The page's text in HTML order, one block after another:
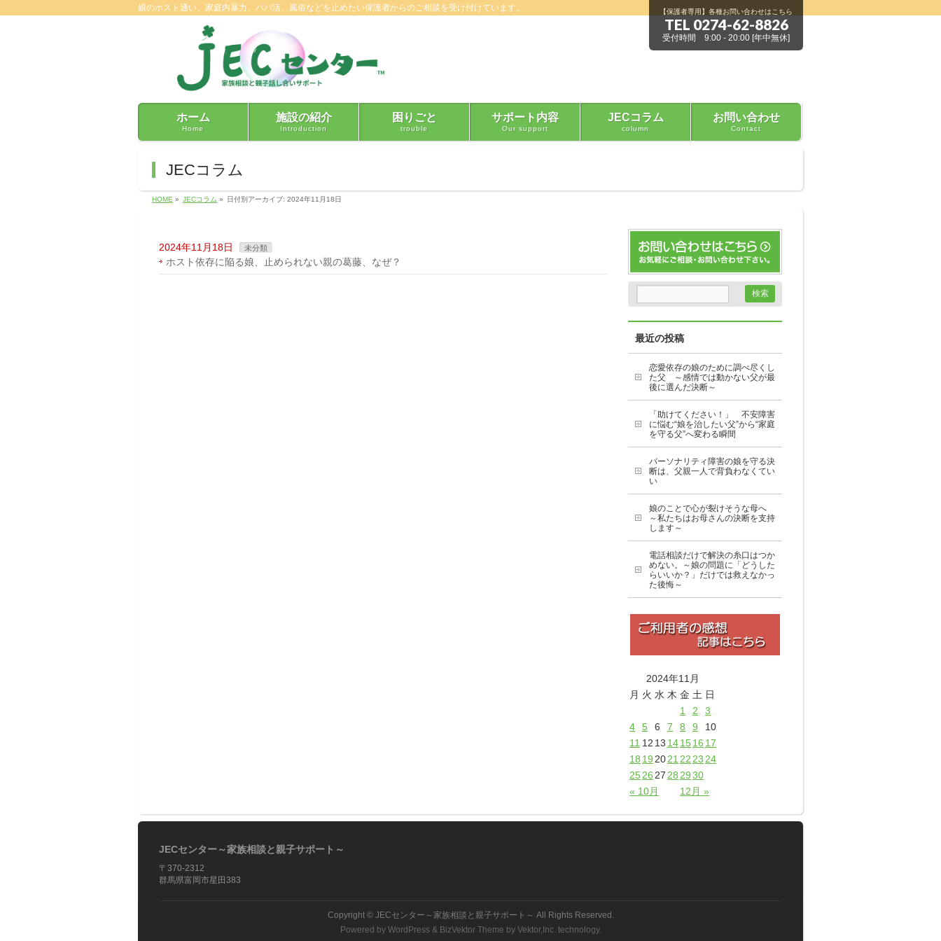
娘のホスト通い、家庭内暴力、パパ活、風俗などを止めたい保護者からのご相談を受け付けています。 【保護者専用】各種お問い合わせはこちら
TEL 0274-62-8826
受付時間 9:00 - 20:00 [年中無休]
ホーム
Home
施設の紹介
Introduction
困りごと
trouble
サポート内容
Our support
JECコラム
column
お問い合わせ
Contact
JECコラム
HOME » JECコラム » 日付別アーカイブ: 2024年11月18日
2024年11月18日 未分類
ホスト依存に陥る娘、止められない親の葛藤、なぜ？
最近の投稿
恋愛依存の娘のために調べ尽くし
た父 ～感情では動かない父が最
後に選んだ決断～
「助けてください！」 不安障害
に悩む“娘を治したい父”から“家庭
を守る父”へ変わる瞬間
パーソナリティ障害の娘を守る決
断は、父親一人で背負わなくてい
い
娘のことで心が裂けそうな母へ
～私たちはお母さんの決断を支持
します～
電話相談だけで解決の糸口はつか
めない。～娘の問題に「どうした
らいいか？」だけでは救えなかっ
た後悔～
2024年11月
月 火 水 木 金 土 日
« 10月 12月 »
1 2
3
4
5 6 7 8 9
10
11 12 13 141516 17
18 19 2021 22 23 24
2526 27 28 2930
JECセンター～家族相談と親子サポート～
〒370-2312
群馬県富岡市星田383
Copyright © JECセンター～家族相談と親子サポート～ All Rights Reserved.
Powered by WordPress& BizVektor Theme by Vektor,Inc. technology.